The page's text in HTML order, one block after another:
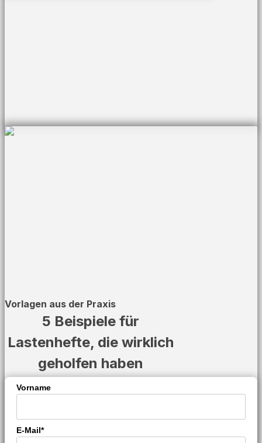
Vorlagen aus der Praxis
5 Beispiele für
Lastenhefte, die wirklich
geholfen haben
Vorname
E-Mail*